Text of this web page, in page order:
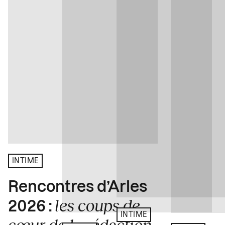
INTIME
Rencontres d’Arles
2026 : les coups de
INTIME